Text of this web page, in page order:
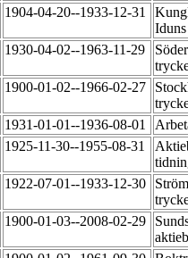
1904-04-20--1933-12-31
1930-04-02--1963-11-29
1900-01-02--1966-02-27
1931-01-01--1936-08-01
1925-11-30--1955-08-31
1922-07-01--1933-12-30
1900-01-03--2008-02-29